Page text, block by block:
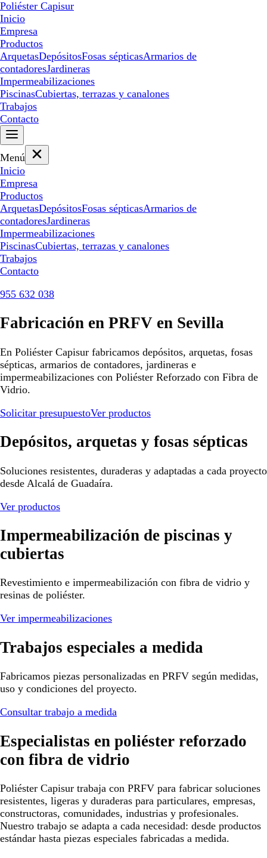
Poliéster Capisur
Inicio
Empresa
Productos
ArquetasDepósitosFosas sépticasArmarios de
contadoresJardineras
Impermeabilizaciones
PiscinasCubiertas, terrazas y canalones
Trabajos
Contacto
Menú
Inicio
Empresa
Productos
ArquetasDepósitosFosas sépticasArmarios de
contadoresJardineras
Impermeabilizaciones
PiscinasCubiertas, terrazas y canalones
Trabajos
Contacto
955 632 038
Fabricación en PRFV en Sevilla
En Poliéster Capisur fabricamos depósitos, arquetas, fosas
sépticas, armarios de contadores, jardineras e
impermeabilizaciones con Poliéster Reforzado con Fibra de
Vidrio.
Solicitar presupuestoVer productos
Depósitos, arquetas y fosas sépticas
Soluciones resistentes, duraderas y adaptadas a cada proyecto
desde Alcalá de Guadaíra.
Ver productos
Impermeabilización de piscinas y
cubiertas
Revestimiento e impermeabilización con fibra de vidrio y
resinas de poliéster.
Ver impermeabilizaciones
Trabajos especiales a medida
Fabricamos piezas personalizadas en PRFV según medidas,
uso y condiciones del proyecto.
Consultar trabajo a medida
Especialistas en poliéster reforzado
con fibra de vidrio
Poliéster Capisur trabaja con PRFV para fabricar soluciones
resistentes, ligeras y duraderas para particulares, empresas,
constructoras, comunidades, industrias y profesionales.
Nuestro trabajo se adapta a cada necesidad: desde productos
estándar hasta piezas especiales fabricadas a medida.